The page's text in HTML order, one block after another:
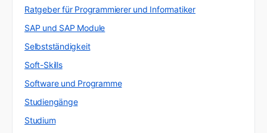
Ratgeber für Programmierer und Informatiker
SAP und SAP Module
Selbstständigkeit
Soft-Skills
Software und Programme
Studiengänge
Studium